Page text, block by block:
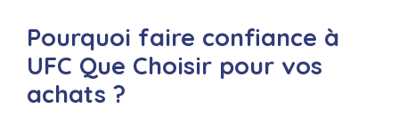
Pourquoi faire confiance à
UFC Que Choisir pour vos
achats ?